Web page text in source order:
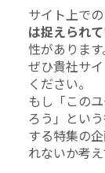
サイト上での
は捉えられ
性があります
ぜひ貴社サ
ください。
もし「この
ろう」とい
する特集の
れないか考え